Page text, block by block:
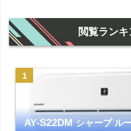
閲覧ラン
AY-S22DMシャープ ル